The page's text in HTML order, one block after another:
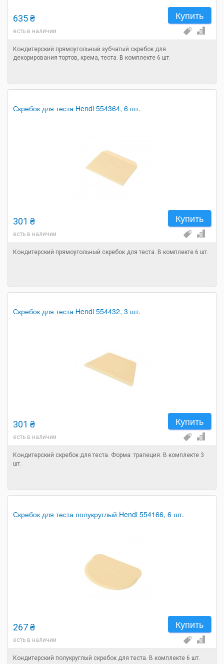
Купить
635 ₴
есть в наличии
Кондитерский прямоугольный зубчатый скребок для
декорирования тортов, крема, теста. В комплекте 6 шт.
Скребок для теста Hendi 554364, 6 шт.
Купить
301 ₴
есть в наличии
Кондитерский прямоугольный скребок для теста. В комплекте 6 шт.
Скребок для теста Hendi 554432, 3 шт.
Купить
301 ₴
есть в наличии
Кондитерский скребок для теста. Форма: трапеция. В комплекте 3
шт.
Скребок для теста полукруглый Hendi 554166, 6 шт.
Купить
267 ₴
есть в наличии
Кондитерский полукруглый скребок для теста. В комплекте 6 шт.